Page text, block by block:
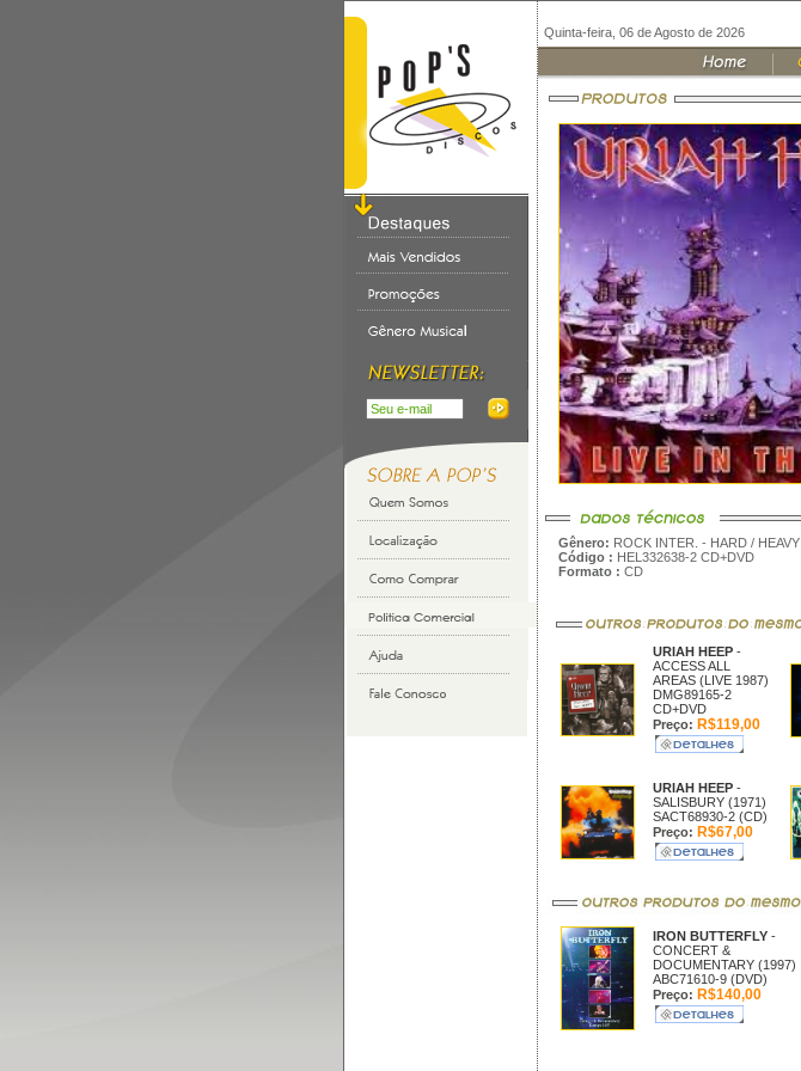
Quinta-feira, 06 de Agosto de 2026
Gênero: ROCK INTER. - HARD / HEAVY
Código : HEL332638-2 CD+DVD
Formato : CD
URIAH HEEP -
ACCESS ALL
AREAS (LIVE 1987)
DMG89165-2
CD+DVD
Preço: R$119,00
URIAH HEEP -
SALISBURY (1971)
SACT68930-2 (CD)
Preço: R$67,00
IRON BUTTERFLY -
CONCERT &
DOCUMENTARY (1997)
ABC71610-9 (DVD)
Preço: R$140,00